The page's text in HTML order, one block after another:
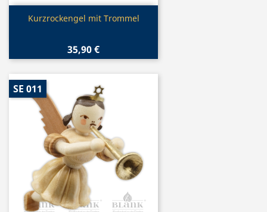
Vorschau
Kurzrockengel mit Trommel
35,90 €
SE 011